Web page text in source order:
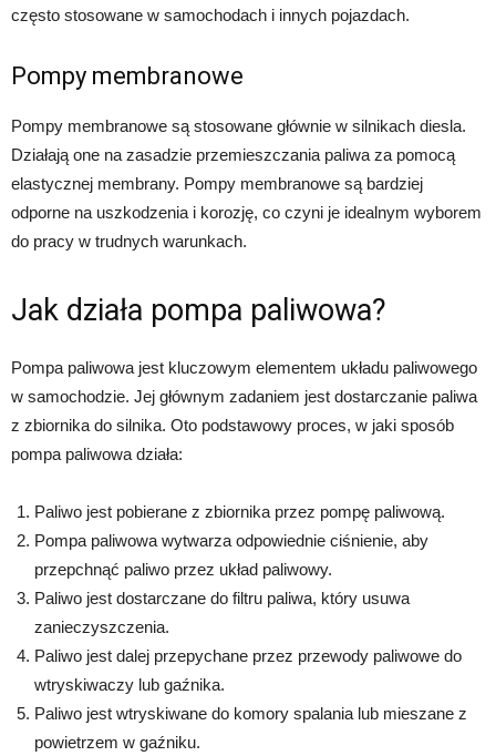
często stosowane w samochodach i innych pojazdach.
Pompy membranowe
Pompy membranowe są stosowane głównie w silnikach diesla.
Działają one na zasadzie przemieszczania paliwa za pomocą
elastycznej membrany. Pompy membranowe są bardziej
odporne na uszkodzenia i korozję, co czyni je idealnym wyborem
do pracy w trudnych warunkach.
Jak działa pompa paliwowa?
Pompa paliwowa jest kluczowym elementem układu paliwowego
w samochodzie. Jej głównym zadaniem jest dostarczanie paliwa
z zbiornika do silnika. Oto podstawowy proces, w jaki sposób
pompa paliwowa działa:
Paliwo jest pobierane z zbiornika przez pompę paliwową.
Pompa paliwowa wytwarza odpowiednie ciśnienie, aby
przepchnąć paliwo przez układ paliwowy.
Paliwo jest dostarczane do filtru paliwa, który usuwa
zanieczyszczenia.
Paliwo jest dalej przepychane przez przewody paliwowe do
wtryskiwaczy lub gaźnika.
Paliwo jest wtryskiwane do komory spalania lub mieszane z
powietrzem w gaźniku.